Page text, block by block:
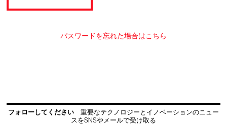
パスワードを忘れた場合はこちら
フォローしてください
重要なテクノロジーとイノベーションのニュー
スをSNSやメールで受け取る